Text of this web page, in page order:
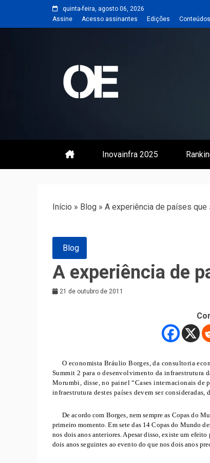
quinta-feira, agosto 06, 2026
Assine
Acesso assinantes Edições Conteúdos
Revista |
Inovainfra 2025
Início » Blog » A experiência de países que
Blog
A experiência de
21 de outubro de 2011
O economista Bráulio Borges, da consultoria
Summit 2 para o desenvolvimento da infraestrutura
Morumbi, disse, no painel “Cases internacionais de
infraestrutura destes países devem ser
De acordo com Borges, nem sempre as Copas do
primeiro momento. Em sete das 14 Copas do Mundo
nos dois anos anteriores. Apesar disso, existe um
dois anos seguintes ao evento do que nos dois anos